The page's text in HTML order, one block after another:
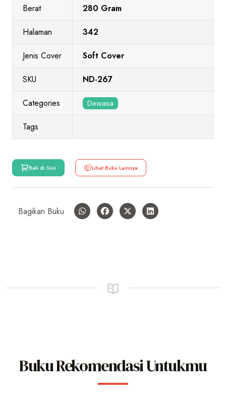
Berat 280 Gram
Halaman 342
Jenis Cover Soft Cover
SKU ND-267
Categories Dewasa
Tags
Beli di Sini Lihat Buku Lainnya
Bagikan Buku
Buku Rekomendasi Untukmu